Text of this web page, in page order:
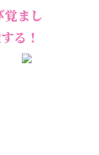
覚まし
る！